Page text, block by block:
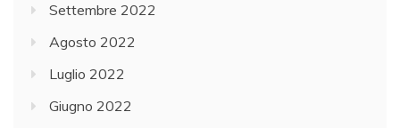
Settembre 2022
Agosto 2022
Luglio 2022
Giugno 2022